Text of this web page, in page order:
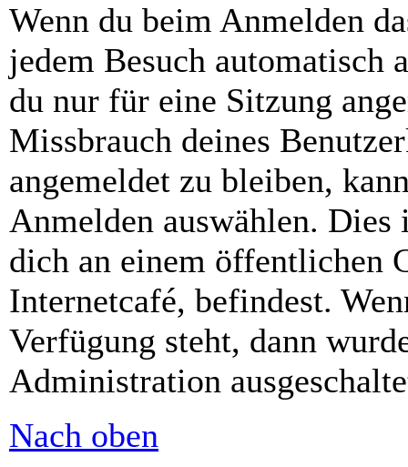
Wenn du beim Anmelden
jedem Besuch automatisch
du nur für eine Sitzung
Missbrauch deines
angemeldet zu bleiben,
Anmelden auswählen.
dich an einem öffentlichen
Internetcafé, befindest.
Verfügung steht, dann
Administration
Nach oben